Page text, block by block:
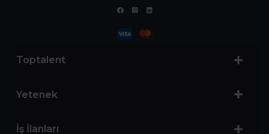
Toptalent
Yetenek
İş İlanları